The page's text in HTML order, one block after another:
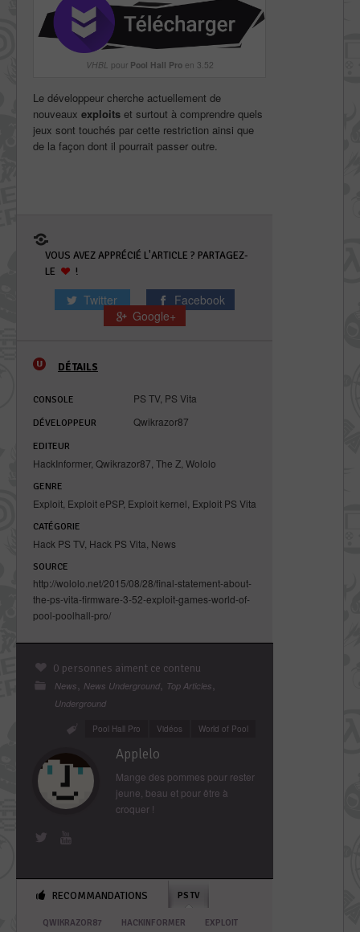
VHBL pour Pool Hall Proen 3.52
Le développeur cherche actuellement de
nouveaux exploits et surtout à comprendre quels
jeux sont touchés par cette restriction ainsi que
de la façon dont il pourrait passer outre.
VOUS AVEZ APPRÉCIÉ L'ARTICLE ? PARTAGEZ-
LE
!
Twitter
Facebook
Google+
DÉTAILS
CONSOLE PS TV, PS Vita
DÉVELOPPEUR Qwikrazor87
EDITEUR
HackInformer, Qwikrazor87 The Z Wololo
GENRE
Exploit Exploit ePSP, Exploit kernel Exploit PS Vita
CATÉGORIE
Hack PS TV, Hack PS Vita News
SOURCE
http://wololo.net/2015/08/28/final-statement-about-
the-ps-vita-firmware-3-52-exploit-games-world-of-
pool-poolhall-pro/
0 personnes aiment ce contenu
News News Underground Top Articles
Underground
Pool Hall Pro Vidéos World of Pool
Applelo
Mange des pommes pour rester
jeune, beau et pour être à
croquer !
RECOMMANDATIONS PS TV
QWIKRAZOR87 HACKINFORMER EXPLOIT